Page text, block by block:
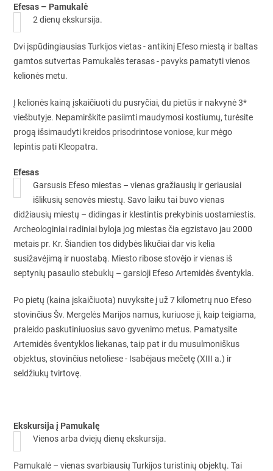
Efesas – Pamukalė
2 dienų ekskursija.
Dvi įspūdingiausias Turkijos vietas - antikinį Efeso miestą ir baltas
gamtos sutvertas Pamukalės terasas - pavyks pamatyti vienos
kelionės metu.
Į kelionės kainą įskaičiuoti du pusryčiai, du pietūs ir nakvynė 3*
viešbutyje. Nepamirškite pasiimti maudymosi kostiumų, turėsite
progą išsimaudyti kreidos prisodrintose voniose, kur mėgo
lepintis pati Kleopatra.
Efesas
Garsusis Efeso miestas – vienas gražiausių ir geriausiai
išlikusių senovės miestų. Savo laiku tai buvo vienas
didžiausių miestų – didingas ir klestintis prekybinis uostamiestis.
Archeologiniai radiniai byloja jog miestas čia egzistavo jau 2000
metais pr. Kr. Šiandien tos didybės likučiai dar vis kelia
susižavėjimą ir nuostabą. Miesto ribose stovėjo ir vienas iš
septynių pasaulio stebuklų – garsioji Efeso Artemidės šventykla.
Po pietų (kaina įskaičiuota) nuvyksite į už 7 kilometrų nuo Efeso
stovinčius Šv. Mergelės Marijos namus, kuriuose ji, kaip teigiama,
praleido paskutiniuosius savo gyvenimo metus. Pamatysite
Artemidės šventyklos liekanas, taip pat ir du musulmoniškus
objektus, stovinčius netoliese - Isabėjaus mečetę (XIII a.) ir
seldžiukų tvirtovę.
Ekskursija į Pamukalę
Vienos arba dviejų dienų ekskursija.
Pamukalė – vienas svarbiausių Turkijos turistinių objektų. Tai